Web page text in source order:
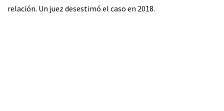
relación. Un juez desestimó el caso en 2018.